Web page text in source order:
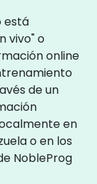
está
vivo" o
online
de un
en
o en los
NobleProg